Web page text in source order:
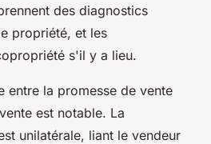
des diagnostics
propriété, et les
s'il y a lieu.
entre la promesse de vente
est notable. La
unilatérale, liant le vendeur